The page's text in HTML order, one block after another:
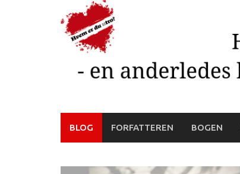
BLOG FORFATTEREN BOGEN